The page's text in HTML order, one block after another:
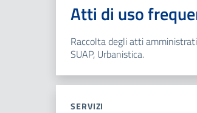
Atti di uso
Raccolta degli atti
SUAP, Urbanistica.
SERVIZI